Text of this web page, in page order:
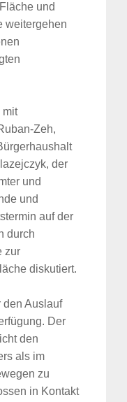
und
weitergehen
mit
Zeh,
der
und
und
auf der
durch
zur
diskutiert.
den Auslauf
Der
den
als im
zu
in Kontakt